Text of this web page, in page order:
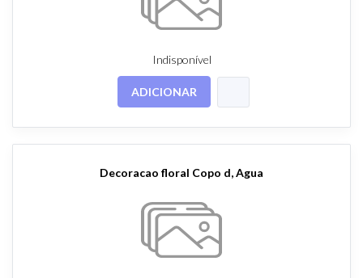
Indisponível
ADICIONAR
Decoracao floral Copo d, Agua